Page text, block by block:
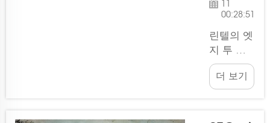
가능한 시
에 문제가
해결됩니
다. 당사
의 라이트
11
00:28:51
린텔의 엣
지 투 엣
지 개인화
된 SEG
백라이트
더 보기